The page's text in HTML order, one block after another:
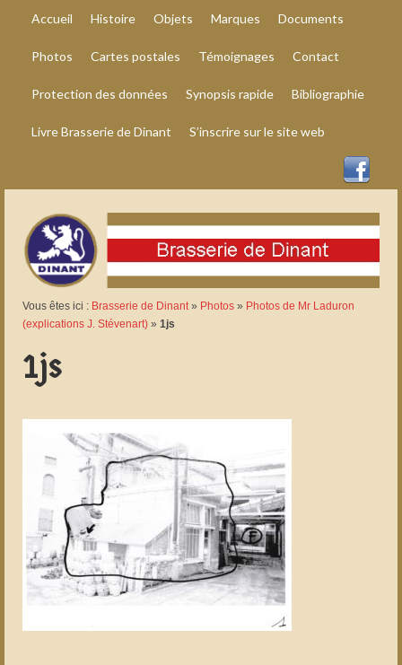
Accueil Histoire Objets Marques Documents
Photos Cartes postales Témoignages Contact
Protection des données Synopsis rapide Bibliographie
Livre Brasserie de Dinant S’inscrire sur le site web
Vous êtes ici : Brasserie de Dinant» Photos » Photos de Mr Laduron
(explications J. Stévenart) » 1js
1js